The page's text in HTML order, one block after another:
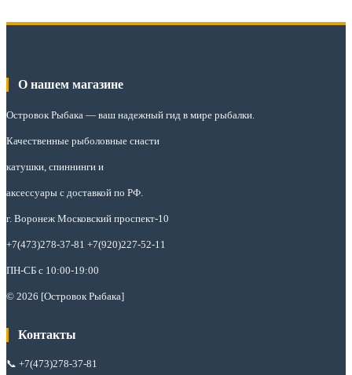
О нашем магазине
Островок Рыбака — ваш надежный гид в мире рыбалки.
Качественные рыболовные снасти
катушки, спиннинги и
аксессуары с доставкой по РФ.
г. Воронеж Московский проспект-10
+7(473)278-37-81 +7(920)227-52-11
ПН-СБ с 10:00-19:00
© 2026 [Островок Рыбака]
Контакты
📞 +7(473)278-37-81